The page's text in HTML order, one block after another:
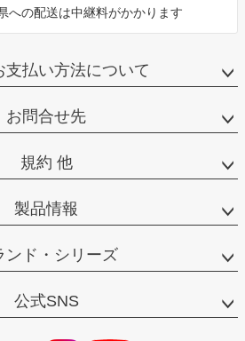
への配送は中継料がかかります
支払い方法について
お問合せ先
規約 他
製品情報
ンド・シリーズ
公式SNS